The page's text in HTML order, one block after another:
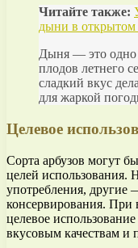
Читайте также:
дыни в открытом
Дыня — это одно
плодов летнего
сладкий вкус
для жаркой
Целевое
Сорта арбузов могут
целей использования.
употребления, другие
консервирования. При
целевое
вкусовым качествам и